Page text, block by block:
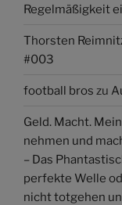
Regelmäßigkeit
Thorsten
#003
football bros zu
Geld. Macht.
nehmen und
– Das
perfekte Welle
nicht totgehen